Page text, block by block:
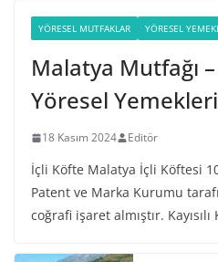
YÖRESEL MUTFAKLAR YÖRESEL
Malatya Mutfağı
Yöresel Yemekleri
18 Kasım 2024 Editör
İçli Köfte Malatya İçli Köftesi
Patent ve Marka Kurumu
coğrafi işaret almıştır.